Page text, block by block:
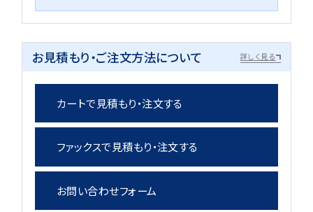
お見積もり・ご注文方法について 詳しく見る
カートで見積もり・注文する
ファックスで見積もり・注文する
お問い合わせフォーム